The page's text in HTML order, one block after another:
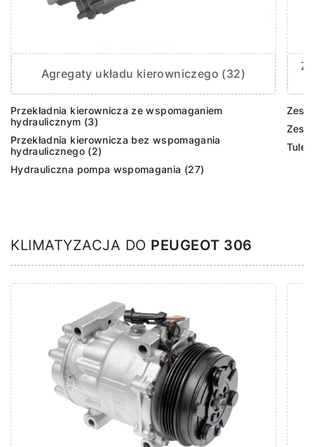
Agregaty układu kierowniczego (32)
Przekładnia kierownicza ze wspomaganiem
hydraulicznym (3)
Przekładnia kierownicza bez wspomagania
hydraulicznego (2)
Hydrauliczna pompa wspomagania (27)
KLIMATYZACJA DO PEUGEOT 306